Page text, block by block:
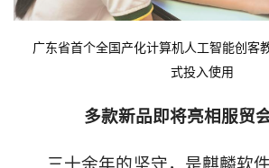
广东省首个全国产化计算机人工智能创客
式投入使用
多款新品即将亮相服贸
三十余年的坚守，是麒麟软